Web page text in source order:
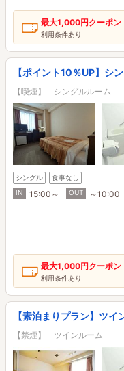
最大1,000円クーポン
利用条件あり
【ポイント10％UP】
【喫煙】 シングルルーム
シングル
食事なし
IN
15:00～ OUT ～10:00
最大1,000円クーポン
利用条件あり
【素泊まりプラン】ツ
【禁煙】 ツインルーム